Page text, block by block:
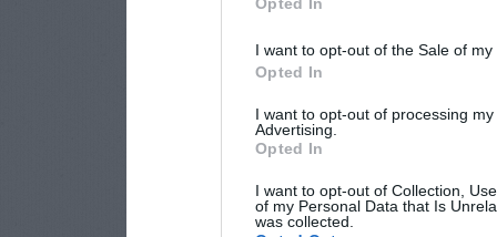
I want to opt-out of the Sale of
Opted In
I want to opt-out of processing
Advertising.
Opted In
I want to opt-out of Collection,
of my Personal Data that Is
was collected.